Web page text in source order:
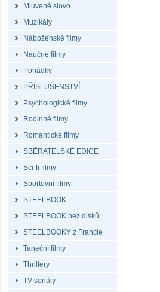
Mluvené slovo
Muzikály
Náboženské filmy
Naučné filmy
Pohádky
PŘÍSLUŠENSTVÍ
Psychologické filmy
Rodinné filmy
Romantické filmy
SBĚRATELSKÉ EDICE
Sci-fi filmy
Sportovní filmy
STEELBOOK
STEELBOOK bez disků
STEELBOOKY z Francie
Taneční filmy
Thrillery
TV seriály